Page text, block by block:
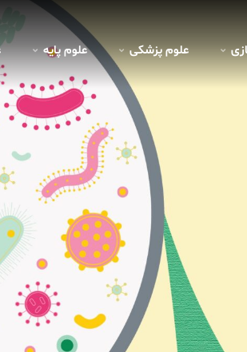
علوم پزشکی علوم پايه